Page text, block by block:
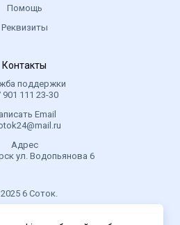
Помощь
Реквизиты
Контакты
поддержки
901 111 23-30
Email
Адрес
ул. Водопьянова 6
6 Соток.
.